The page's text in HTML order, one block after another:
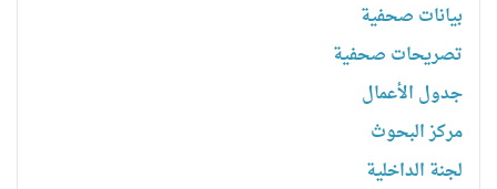
بیانات صحفیة
تصریحات صحفیة
جدول الأعمال
مركز البحوث
لجنة الداخلية